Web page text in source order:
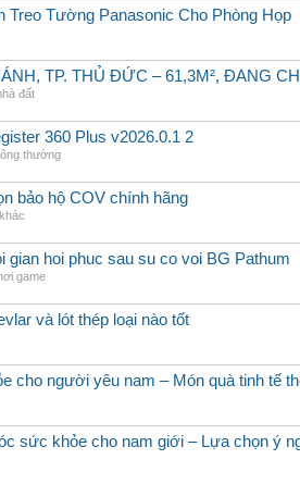
Treo Tường Panasonic Cho Phòng Họp
TP. THỦ ĐỨC – 61,3M², ĐANG
đất
360 Plus v2026.0.1 2
thường
bảo hộ COV chính hãng
gian hoi phuc sau su co voi BG Pathum
game
và lót thép loại nào tốt
cho người yêu nam – Món quà tinh tế
sức khỏe cho nam giới – Lựa chọn ý